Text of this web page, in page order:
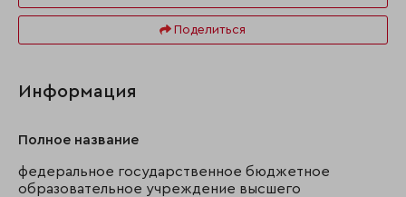
Поделиться
Информация
Полное название
федеральное государственное бюджетное
образовательное учреждение высшего